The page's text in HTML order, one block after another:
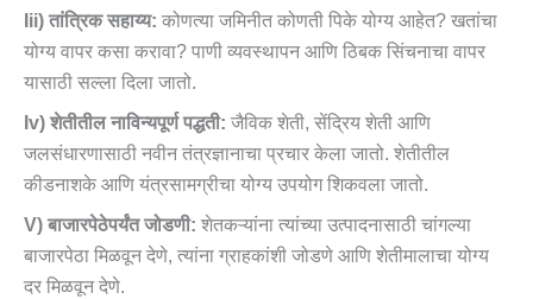
Iii) तांत्रिक सहाय्य: कोणत्या जमिनीत कोणती पिके योग्य आहेत? खतांचा
योग्य वापर कसा करावा? पाणी व्यवस्थापन आणि ठिबक सिंचनाचा वापर
यासाठी सल्ला दिला जातो.
Iv) शेतीतील नाविन्यपूर्ण पद्धती: जैविक शेती, सेंद्रिय शेती आणि
जलसंधारणासाठी नवीन तंत्रज्ञानाचा प्रचार केला जातो. शेतीतील
कीडनाशके आणि यंत्रसामग्रीचा योग्य उपयोग शिकवला जातो.
V) बाजारपेठेपर्यंत जोडणी: शेतकऱ्यांना त्यांच्या उत्पादनासाठी चांगल्या
बाजारपेठा मिळवून देणे, त्यांना ग्राहकांशी जोडणे आणि शेतीमालाचा योग्य
दर मिळवून देणे.